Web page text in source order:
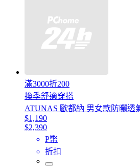
滿3000折200
換季舒適穿搭
ATUNAS 歐都納 男女款防曬透
$1,190
$2,390
P幣
折扣